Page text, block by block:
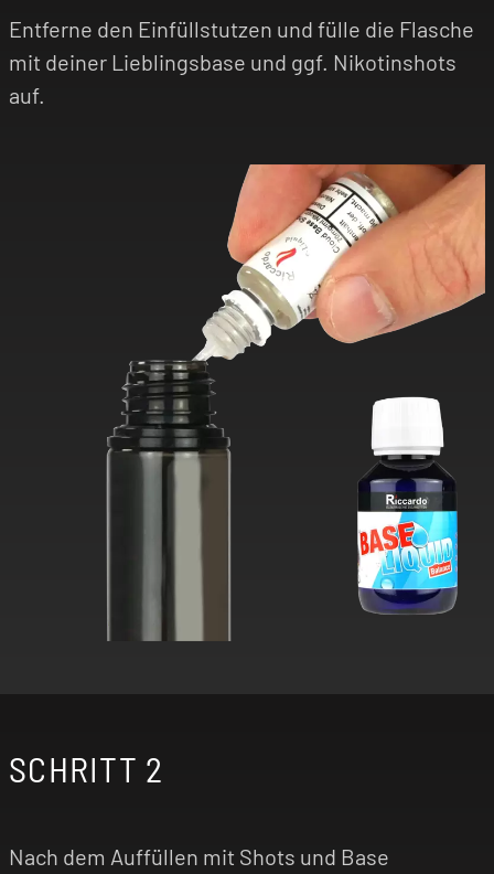
Entferne den Einfüllstutzen und fülle die Flasche
mit deiner Lieblingsbase und ggf. Nikotinshots
auf.
SCHRITT 2
Nach dem Auffüllen mit Shots und Base